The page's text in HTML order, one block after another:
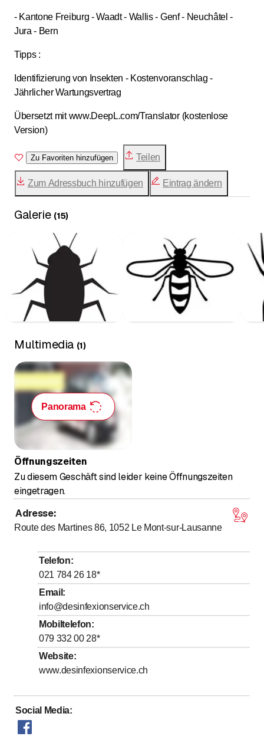
- Kantone Freiburg - Waadt - Wallis - Genf - Neuchâtel -
Jura - Bern
Tipps :
Identifizierung von Insekten - Kostenvoranschlag -
Jährlicher Wartungsvertrag
Übersetzt mit www.DeepL.com/Translator (kostenlose
Version)
Zu Favoriten hinzufügen Teilen
Zum Adressbuch hinzufügen Eintrag ändern
Galerie (15)
Multimedia (1)
Panorama
Öffnungszeiten
Zu diesem Geschäft sind leider keine Öffnungszeiten
eingetragen.
Adresse:
Route des Martines 86, 1052 Le Mont-sur-Lausanne
Telefon:
021 784 26 18*
Email :
info@desinfexionservice.ch
Mobiltelefon:
079 332 00 28*
Website:
www.desinfexionservice.ch
Social Media: